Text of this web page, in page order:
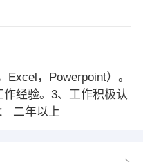
，Powerpoint）。
经验。3、工作积极认
二年以上